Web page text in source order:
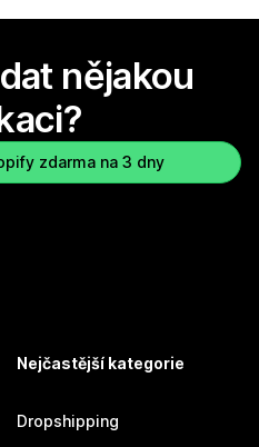
nějakou
zdarma na 3 dny
Nejčastější kategorie
Dropshipping